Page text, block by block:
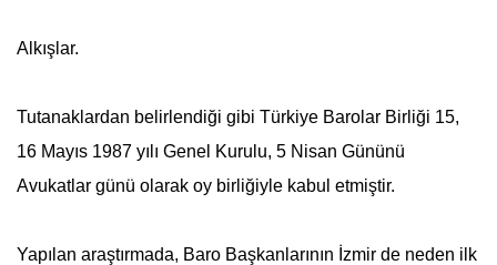
Alkışlar.
Tutanaklardan belirlendiği gibi Türkiye Barolar Birliği 15,
16 Mayıs 1987 yılı Genel Kurulu, 5 Nisan Gününü
Avukatlar günü olarak oy birliğiyle kabul etmiştir.
Yapılan araştırmada, Baro Başkanlarının İzmir de neden ilk